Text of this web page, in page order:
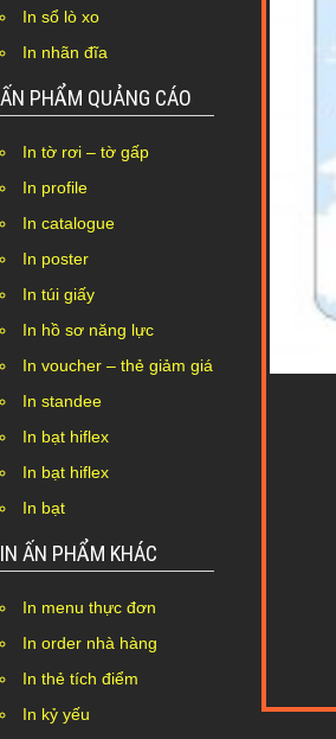
In sổ lò xo
In nhãn đĩa
ẤN PHẨM QUẢNG CÁO
In tờ rơi – tờ gấp
In profile
In catalogue
In poster
In túi giấy
In hồ sơ năng lực
In voucher – thẻ giảm giá
In standee
In bạt hiflex
In bạt hiflex
In bạt
IN ẤN PHẨM KHÁC
In menu thực đơn
In order nhà hàng
In thẻ tích điểm
In kỷ yếu